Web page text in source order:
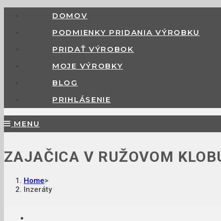
DOMOV
PODMIENKY PRIDANIA VÝROBKU
PRIDAŤ VÝROBOK
MOJE VÝROBKY
BLOG
PRIHLÁSENIE
MENU
ZAJAČICA V RUŽOVOM
Home>
Inzeráty